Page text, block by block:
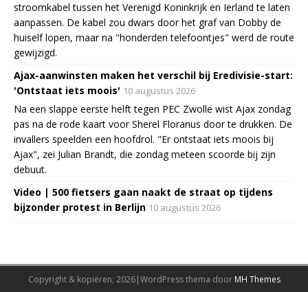
stroomkabel tussen het Verenigd Koninkrijk en Ierland te laten
aanpassen. De kabel zou dwars door het graf van Dobby de
huiself lopen, maar na "honderden telefoontjes" werd de route
gewijzigd.
Ajax-aanwinsten maken het verschil bij Eredivisie-start:
'Ontstaat iets moois' 10 augustus 2026
Na een slappe eerste helft tegen PEC Zwolle wist Ajax zondag
pas na de rode kaart voor Sherel Floranus door te drukken. De
invallers speelden een hoofdrol. "Er ontstaat iets moois bij
Ajax", zei Julian Brandt, die zondag meteen scoorde bij zijn
debuut.
Video | 500 fietsers gaan naakt de straat op tijdens
bijzonder protest in Berlijn 10 augustus 2026
Copyright & kopiëren; 2026|WordPress thema door MH Themes